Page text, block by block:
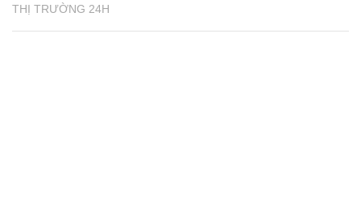
THỊ TRƯỜNG 24H